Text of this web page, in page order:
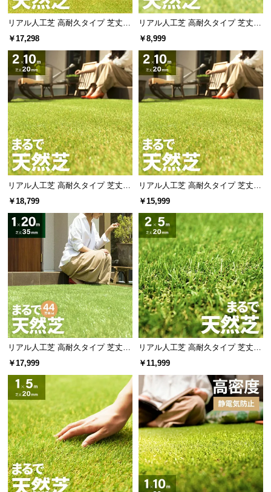
リアル人工芝 高耐久タイプ 芝丈20
mm 1×20m 防草シート付（自然な
￥17,298
リアル人工芝 高耐久タイプ 芝丈20
mm 1×10m（自然な見た目を追
￥8,999
リアル人工芝 高耐久タイプ 芝丈20
mm 2×10m 防草シート付（自然な
見た目追求・U字ピン）
￥18,799
リアル人工芝 高耐久タイプ 芝丈20
mm 2×10m（自然な見た目を追
求・U字ピン付属）
￥15,999
リアル人工芝 高耐久タイプ 芝丈35
mm 1×20m（自然な見た目を追
￥17,999
リアル人工芝 高耐久タイプ 芝丈20
mm 2×5m（自然な見た目を追求・
￥11,999